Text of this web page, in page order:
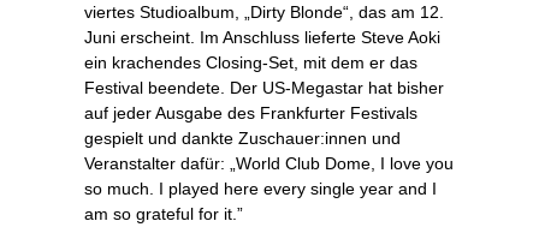
viertes Studioalbum, „Dirty Blonde“, das am 12.
Juni erscheint. Im Anschluss lieferte Steve Aoki
ein krachendes Closing-Set, mit dem er das
Festival beendete. Der US-Megastar hat bisher
auf jeder Ausgabe des Frankfurter Festivals
gespielt und dankte Zuschauer:innen und
Veranstalter dafür: „World Club Dome, I love you
so much. I played here every single year and I
am so grateful for it.”